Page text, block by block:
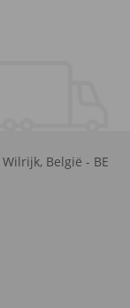
Wilrijk, België - BE